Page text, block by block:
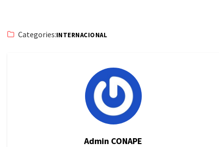
Categories:INTERNACIONAL
Admin CONAPE